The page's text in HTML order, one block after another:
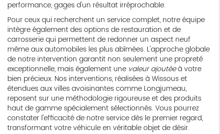
performance, gages d'un résultat irréprochable.
Pour ceux qui recherchent un service complet, notre équipe
intègre également des options de restauration et de
carrosserie qui permettent de redonner un aspect neuf
même aux automobiles les plus abîmées. L'approche globale
de notre intervention garantit non seulement une propreté
exceptionnelle, mais également une valeur ajoutéeà votre
bien précieux. Nos interventions, réalisées à Wissous et
étendues aux villes avoisinantes comme Longjumeau,
reposent sur une méthodologie rigoureuse et des produits
haut de gamme spécialement sélectionnés. Vous pourrez
constater l'efficacité de notre service dès le premier regard,
transformant votre véhicule en véritable objet de désir.